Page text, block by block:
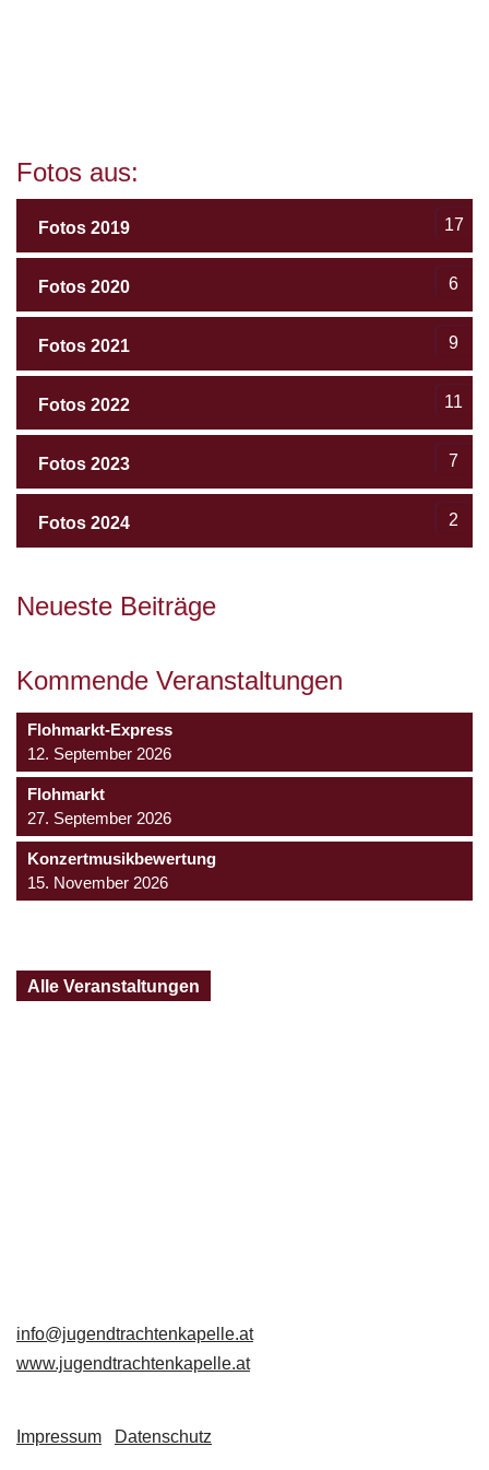
Fotos aus:
Fotos 2019 17
Fotos 2020 6
Fotos 2021 9
Fotos 2022 11
Fotos 2023 7
Fotos 2024 2
Neueste Beiträge
Kommende Veranstaltungen
Flohmarkt-Express
12. September 2026
Flohmarkt
27. September 2026
Konzertmusikbewertung
15. November 2026
Alle Veranstaltungen
info@jugendtrachtenkapelle.at
www.jugendtrachtenkapelle.at
Impressum Datenschutz